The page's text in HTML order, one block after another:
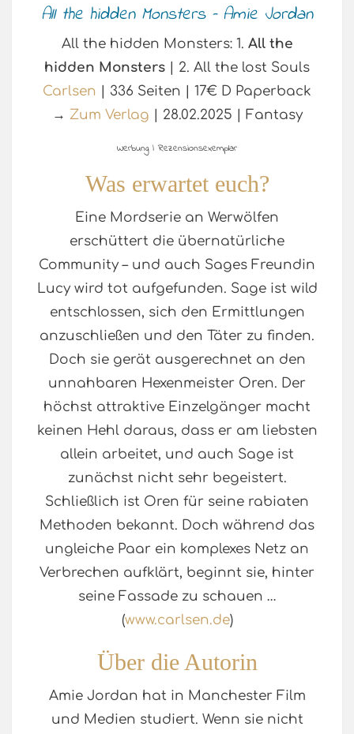
All the hidden Monsters – Amie Jordan
All the hidden Monsters: 1. All the
hidden Monsters | 2. All the lost Souls
Carlsen | 336 Seiten | 17€ D Paperback
→ Zum Verlag | 28.02.2025 | Fantasy
Werbung | Rezensionsexemplar
Was erwartet euch?
Eine Mordserie an Werwölfen
erschüttert die übernatürliche
Community – und auch Sages Freundin
Lucy wird tot aufgefunden. Sage ist wild
entschlossen, sich den Ermittlungen
anzuschließen und den Täter zu finden.
Doch sie gerät ausgerechnet an den
unnahbaren Hexenmeister Oren. Der
höchst attraktive Einzelgänger macht
keinen Hehl daraus, dass er am liebsten
allein arbeitet, und auch Sage ist
zunächst nicht sehr begeistert.
Schließlich ist Oren für seine rabiaten
Methoden bekannt. Doch während das
ungleiche Paar ein komplexes Netz an
Verbrechen aufklärt, beginnt sie, hinter
seine Fassade zu schauen …
(www.carlsen.de)
Über die Autorin
Amie Jordan hat in Manchester Film
und Medien studiert. Wenn sie nicht